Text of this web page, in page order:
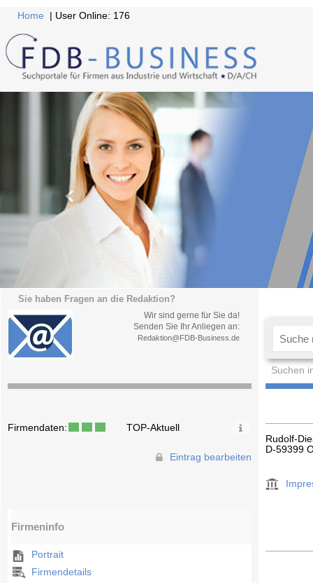
Home | User Online: 176
Sie haben Fragen an die Redaktion?
Wir sind gerne für Sie da!
Senden Sie Ihr Anliegen an:
Redaktion@FDB-Business.de
Suchen
Firmendaten: TOP-Aktuell
Eintrag bearbeiten
Firmeninfo
Portrait
Firmendetails
Rudolf-
D-59399